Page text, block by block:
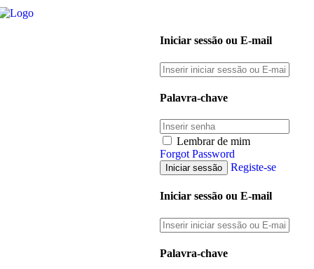
Iniciar sessão ou E-mail
Palavra-chave
Lembrar de mim
Forgot Password
Registe-se
Iniciar sessão ou E-mail
Palavra-chave